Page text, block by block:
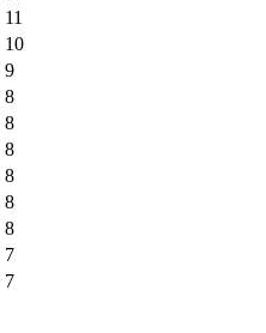
11
10
9
8
8
8
8
8
8
7
7